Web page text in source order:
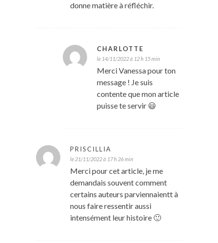
donne matière à réfléchir.
CHARLOTTE
le 14/11/2022 à 12 h 15 min
Merci Vanessa pour ton
message ! Je suis
contente que mon article
puisse te servir 😃
PRISCILLIA
le 21/11/2022 à 17 h 26 min
Merci pour cet article, je me
demandais souvent comment
certains auteurs parviennaientt à
nous faire ressentir aussi
intensément leur histoire 🙂